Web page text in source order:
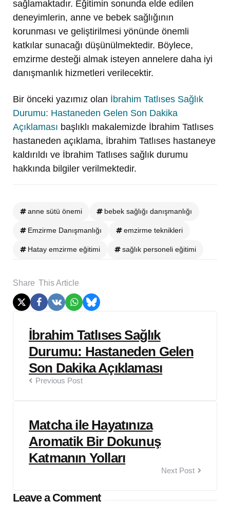
sağlamaktadır. Eğitimin sonunda elde edilen
deneyimlerin, anne ve bebek sağlığının
korunması ve geliştirilmesi yönünde önemli
katkılar sunacağı düşünülmektedir. Böylece,
emzirme desteği almak isteyen annelere daha iyi
danışmanlık hizmetleri verilecektir.
Bir önceki yazımız olan İbrahim Tatlıses Sağlık
Durumu: Hastaneden Gelen Son Dakika
Açıklaması başlıklı makalemizde İbrahim Tatlıses
hastaneden açıklama, İbrahim Tatlıses hastaneye
kaldırıldı ve İbrahim Tatlıses sağlık durumu
hakkında bilgiler verilmektedir.
anne sütü önemi bebek sağlığı danışmanlığı
Emzirme Danışmanlığı emzirme teknikleri
Hatay emzirme eğitimi sağlık personeli eğitimi
Share This Article
navigation
İbrahim Tatlıses Sağlık
Durumu: Hastaneden Gelen
Son Dakika Açıklaması
Previous Post
Matcha ile Hayatınıza
Aromatik Bir Dokunuş
Katmanın Yolları
Next Post
Leave a Comment